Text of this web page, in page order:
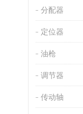
分配器
定位器
油枪
调节器
传动轴